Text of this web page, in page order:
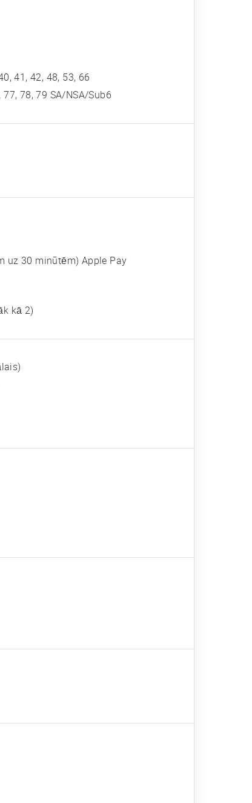
41, 42, 48, 53, 66
77, 78, 79 SA/NSA/Sub6
uz 30 minūtēm) Apple Pay
kā 2)